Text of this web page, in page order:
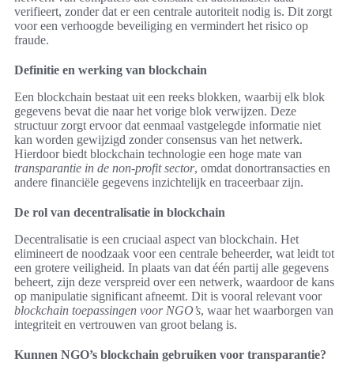
verifieert, zonder dat er een centrale autoriteit nodig is. Dit zorgt
voor een verhoogde beveiliging en vermindert het risico op
fraude.
Definitie en werking van blockchain
Een blockchain bestaat uit een reeks blokken, waarbij elk blok
gegevens bevat die naar het vorige blok verwijzen. Deze
structuur zorgt ervoor dat eenmaal vastgelegde informatie niet
kan worden gewijzigd zonder consensus van het netwerk.
Hierdoor biedt blockchain technologie een hoge mate van
transparantie in de non-profit sector, omdat donortransacties en
andere financiële gegevens inzichtelijk en traceerbaar zijn.
De rol van decentralisatie in blockchain
Decentralisatie is een cruciaal aspect van blockchain. Het
elimineert de noodzaak voor een centrale beheerder, wat leidt tot
een grotere veiligheid. In plaats van dat één partij alle gegevens
beheert, zijn deze verspreid over een netwerk, waardoor de kans
op manipulatie significant afneemt. Dit is vooral relevant voor
blockchain toepassingen voor NGO’s, waar het waarborgen van
integriteit en vertrouwen van groot belang is.
Kunnen NGO’s blockchain gebruiken voor transparantie?